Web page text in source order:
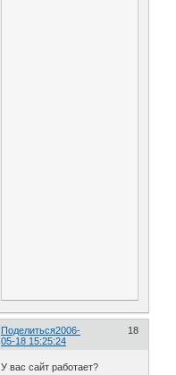
Поделиться 18
2006-
05-18 15:25:24
У вас сайт работает?